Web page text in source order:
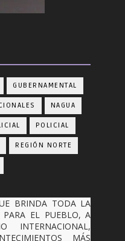
GUBERNAMENTAL
NAGUA
POLICIAL
REGIÓN NORTE
BRINDA TODA LA
PARA EL PUEBLO, A
INTERNACIONAL,
MÁS